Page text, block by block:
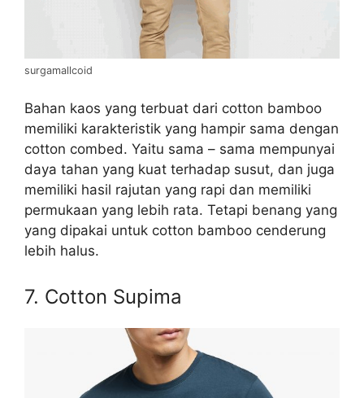
surgamallcoid
Bahan kaos yang terbuat dari cotton bamboo
memiliki karakteristik yang hampir sama dengan
cotton combed. Yaitu sama – sama mempunyai
daya tahan yang kuat terhadap susut, dan juga
memiliki hasil rajutan yang rapi dan memiliki
permukaan yang lebih rata. Tetapi benang yang
yang dipakai untuk cotton bamboo cenderung
lebih halus.
7. Cotton Supima